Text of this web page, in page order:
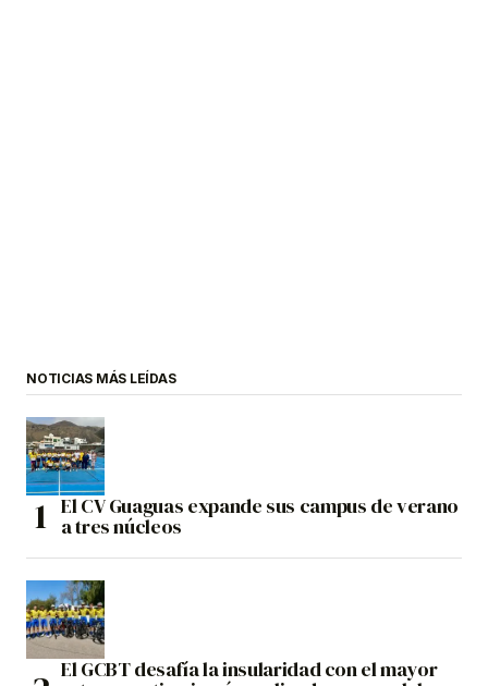
NOTICIAS MÁS LEÍDAS
El CV Guaguas expande sus campus de verano
a tres núcleos
El GCBT desafía la insularidad con el mayor